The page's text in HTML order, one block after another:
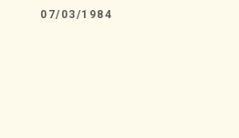
07/03/1984